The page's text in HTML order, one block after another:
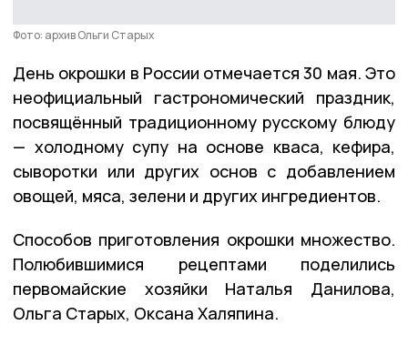
Фото: архив Ольги Старых
День окрошки в России отмечается 30 мая. Это
неофициальный гастрономический праздник,
посвящённый традиционному русскому блюду
— холодному супу на основе кваса, кефира,
сыворотки или других основ с добавлением
овощей, мяса, зелени и других ингредиентов.
Способов приготовления окрошки множество.
Полюбившимися рецептами поделились
первомайские хозяйки Наталья Данилова,
Ольга Старых, Оксана Халяпина.